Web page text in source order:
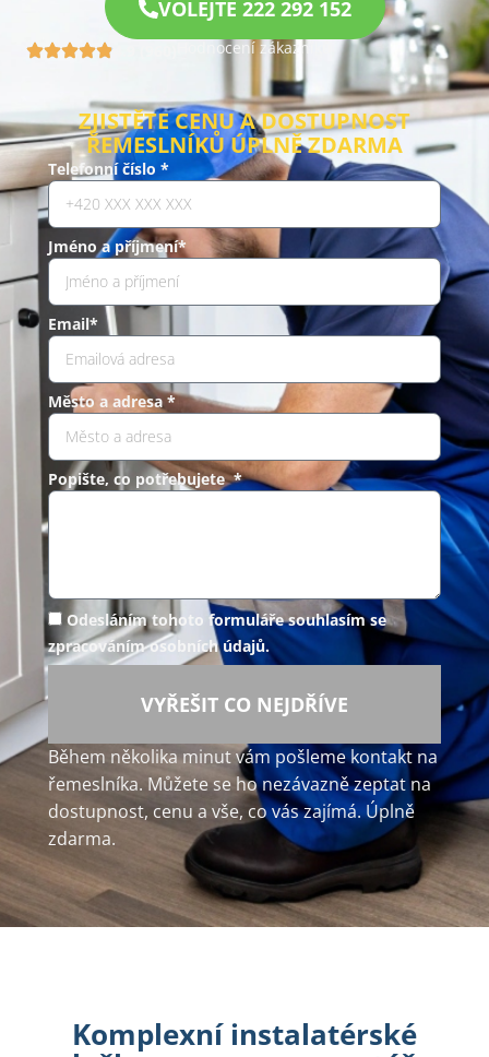
VOLEJTE 222 292 152
Hodnocení zákazníků
ZJISTĚTE CENU A DOSTUPNOST
ŘEMESLNÍKŮ ÚPLNĚ ZDARMA
Telefonní číslo *
Jméno a příjmení*
Email*
Město a adresa *
Popište, co potřebujete *
Odesláním tohoto formuláře souhlasím se
zpracováním osobních údajů.
VYŘEŠIT CO NEJDŘÍVE
Během několika minut vám pošleme kontakt na
řemeslníka. Můžete se ho nezávazně zeptat na
dostupnost, cenu a vše, co vás zajímá. Úplně
zdarma.
Komplexní instalatérské